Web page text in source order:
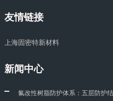
友情链接
上海固密特新材料
新闻中心
氟改性树脂防护体系：五层防护